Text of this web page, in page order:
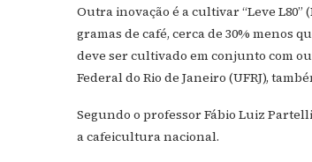
Outra inovação é a cultivar “Leve L80”
gramas de café, cerca de 30% menos
deve ser cultivado em conjunto com
Federal do Rio de Janeiro (UFRJ),
Segundo o professor Fábio Luiz
a cafeicultura nacional.